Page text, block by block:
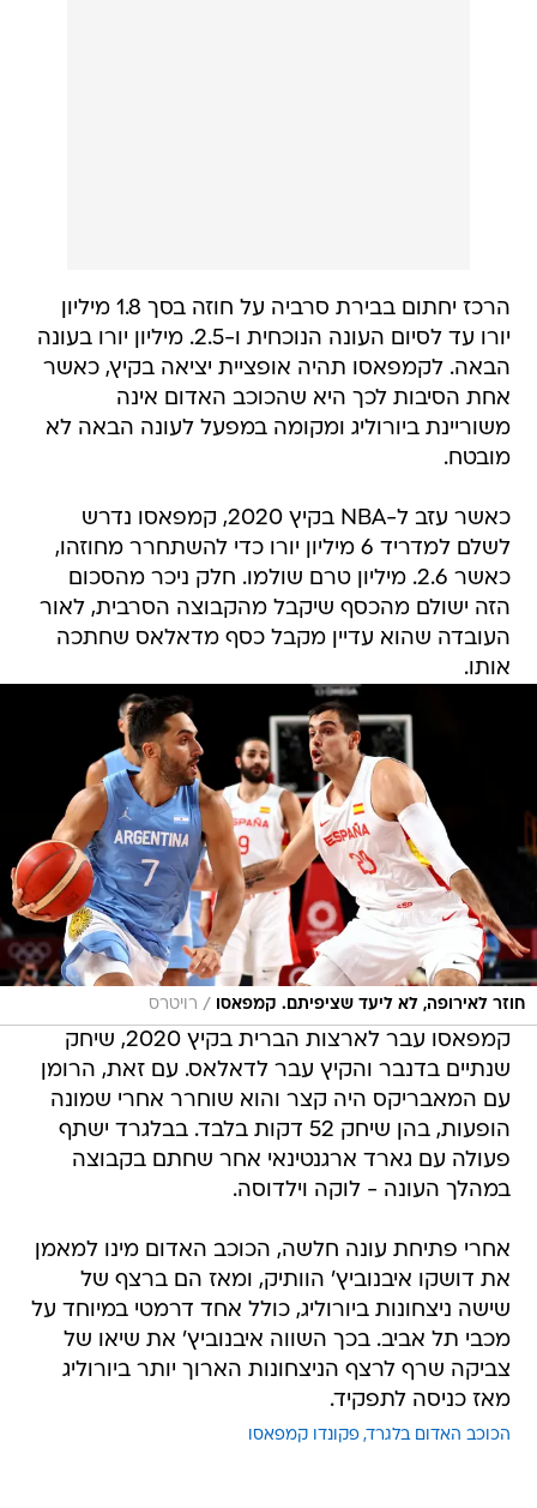
הרכז יחתום בבירת סרביה על חוזה בסך 1.8 מיליון
יורו עד לסיום העונה הנוכחית ו-2.5. מיליון יורו בעונה
הבאה. לקמפאסו תהיה אופציית יציאה בקיץ, כאשר
אחת הסיבות לכך היא שהכוכב האדום אינה
משוריינת ביורוליג ומקומה במפעל לעונה הבאה לא
מובטח.
כאשר עזב ל-NBA בקיץ 2020, קמפאסו נדרש
לשלם למדריד 6 מיליון יורו כדי להשתחרר מחוזהו,
כאשר 2.6. מיליון טרם שולמו. חלק ניכר מהסכום
הזה ישולם מהכסף שיקבל מהקבוצה הסרבית, לאור
העובדה שהוא עדיין מקבל כסף מדאלאס שחתכה
אותו.
חוזר לאירופה, לא ליעד שציפיתם. קמפאסו / רויטרס
קמפאסו עבר לארצות הברית בקיץ 2020, שיחק
שנתיים בדנבר והקיץ עבר לדאלאס. עם זאת, הרומן
עם המאבריקס היה קצר והוא שוחרר אחרי שמונה
הופעות, בהן שיחק 52 דקות בלבד. בבלגרד ישתף
פעולה עם גארד ארגנטינאי אחר שחתם בקבוצה
במהלך העונה - לוקה וילדוסה.
אחרי פתיחת עונה חלשה, הכוכב האדום מינו למאמן
את דושקו איבנוביץ' הוותיק, ומאז הם ברצף של
שישה ניצחונות ביורוליג, כולל אחד דרמטי במיוחד על
מכבי תל אביב. בכך השווה איבנוביץ' את שיאו של
צביקה שרף לרצף הניצחונות הארוך יותר ביורוליג
מאז כניסה לתפקיד.
הכוכב האדום בלגרד פקונדו קמפאסו